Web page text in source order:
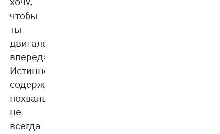
чтобы
ты
двигался
вперёд».
Истинное
содержание
похвалы
не
всегда